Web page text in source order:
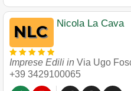
Nicola La Cava
Imprese Edili in Via Ugo
+39 3429100065